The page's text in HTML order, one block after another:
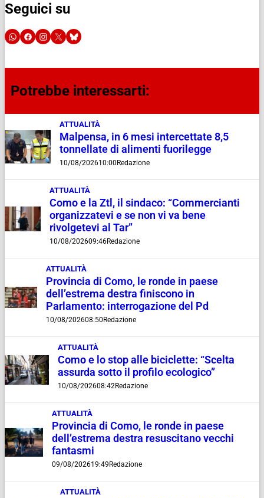
Seguici su
Potrebbe interessarti:
ATTUALITÀ
Malpensa, in 6 mesi intercettate 8,5
tonnellate di alimenti fuorilegge
10/08/202610:00 Redazione
ATTUALITÀ
Como e la Ztl, il sindaco: “Commercianti
organizzatevi e se non vi va bene
rivolgetevi al Tar”
10/08/202609:46Redazione
ATTUALITÀ
Provincia di Como, le ronde in paese
dell’estrema destra finiscono in
Parlamento: interrogazione del Pd
10/08/202608:50 Redazione
ATTUALITÀ
Como e lo stop alle biciclette: “Scelta
assurda sotto il profilo ecologico”
10/08/202608:42Redazione
ATTUALITÀ
Provincia di Como, le ronde in paese
dell’estrema destra resuscitano vecchi
fantasmi
09/08/202619:49 Redazione
ATTUALITÀ